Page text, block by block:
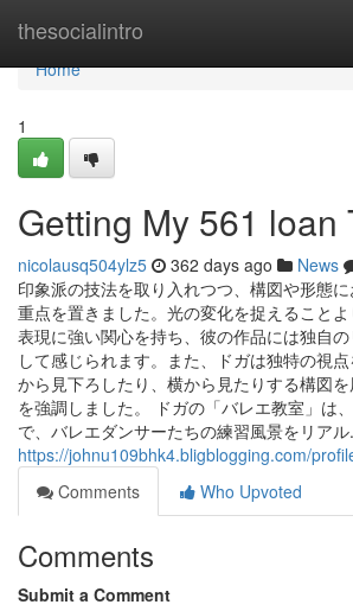
thesocialintro
Home
Home
1
Getting My 561 loan
nicolausq504ylz5 362 days ago News
印象派の技法を取り入れつつ、構図や形態
重点を置きました。光の変化を捉えること
表現に強い関心を持ち、彼の作品には独自
して感じられます。また、ドガは独特の視
から見下ろしたり、横から見たりする構図
を強調しました。 ドガの「バレエ教室」は
で、バレエダンサーたちの練習風景をリアル
https://johnu109bhk4.bligblogging.com/
Comments
Who Upvoted
Comments
Submit a Comment